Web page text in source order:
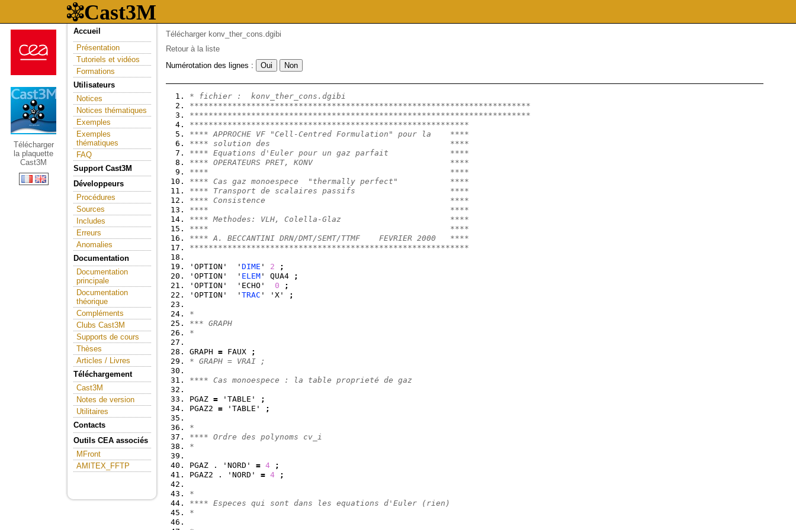
Télécharger
la plaquette
Cast3M
Accueil
Présentation
Tutoriels et vidéos
Formations
Utilisateurs
Notices
Notices thématiques
Exemples
Exemples
thématiques
FAQ
Support Cast3M
Développeurs
Procédures
Sources
Includes
Erreurs
Anomalies
Documentation
Documentation
principale
Documentation
théorique
Compléments
Clubs Cast3M
Supports de cours
Thèses
Articles / Livres
Téléchargement
Cast3M
Notes de version
Utilitaires
Contacts
Outils CEA associés
MFront
AMITEX_FFTP
Télécharger konv_ther_cons.dgibi
Retour à la liste
Numérotation des lignes :
* fichier :  konv_ther_cons.dgibi
************************************************************************
************************************************************************
***********************************************************
**** APPROCHE VF "Cell-Centred Formulation" pour la    ****
**** solution des                                      ****
**** Equations d'Euler pour un gaz parfait             ****
**** OPERATEURS PRET, KONV                             ****
****                                                   ****
**** Cas gaz monoespece  "thermally perfect"           ****
**** Transport de scalaires passifs                    ****
**** Consistence                                       ****
****                                                   ****
**** Methodes: VLH, Colella-Glaz                       ****
****                                                   ****
**** A. BECCANTINI DRN/DMT/SEMT/TTMF    FEVRIER 2000   ****
***********************************************************
'OPTION'  ' DIME ' 2
;
'OPTION'  ' ELEM ' QUA4
;
'OPTION'  'ECHO' 0
;
'OPTION'  ' TRAC ' 'X' ;
*
*** GRAPH
*
GRAPH = FAUX
;
* GRAPH = VRAI ;
**** Cas monoespece : la table proprieté de gaz
PGAZ = 'TABLE'
;
PGAZ2 = 'TABLE' ;
*
**** Ordre des polynoms cv_i
*
PGAZ . 'NORD' = 4
;
PGAZ2 . 'NORD' = 4 ;
*
**** Especes qui sont dans les equations d'Euler (rien)
*